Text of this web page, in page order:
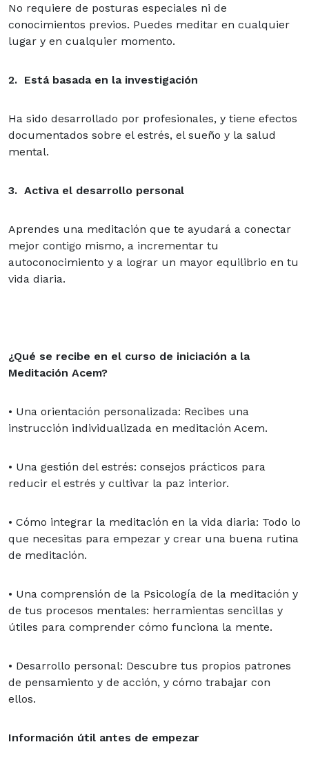
No requiere de posturas especiales ni de
conocimientos previos. Puedes meditar en cualquier
lugar y en cualquier momento.
2. Está basada en la investigación
Ha sido desarrollado por profesionales, y tiene efectos
documentados sobre el estrés, el sueño y la salud
mental.
3. Activa el desarrollo personal
Aprendes una meditación que te ayudará a conectar
mejor contigo mismo, a incrementar tu
autoconocimiento y a lograr un mayor equilibrio en tu
vida diaria.
¿Qué se recibe en el curso de iniciación a la
Meditación Acem?
• Una orientación personalizada: Recibes una
instrucción individualizada en meditación Acem.
• Una gestión del estrés: consejos prácticos para
reducir el estrés y cultivar la paz interior.
• Cómo integrar la meditación en la vida diaria: Todo lo
que necesitas para empezar y crear una buena rutina
de meditación.
• Una comprensión de la Psicología de la meditación y
de tus procesos mentales: herramientas sencillas y
útiles para comprender cómo funciona la mente.
• Desarrollo personal: Descubre tus propios patrones
de pensamiento y de acción, y cómo trabajar con
ellos.
Información útil antes de empezar